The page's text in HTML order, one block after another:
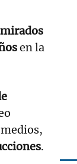
en la
.